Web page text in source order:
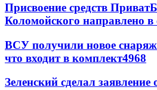
Присвоение средств
Коломойского направлено в
ВСУ получили новое
что входит в комплект4968
Зеленский сделал